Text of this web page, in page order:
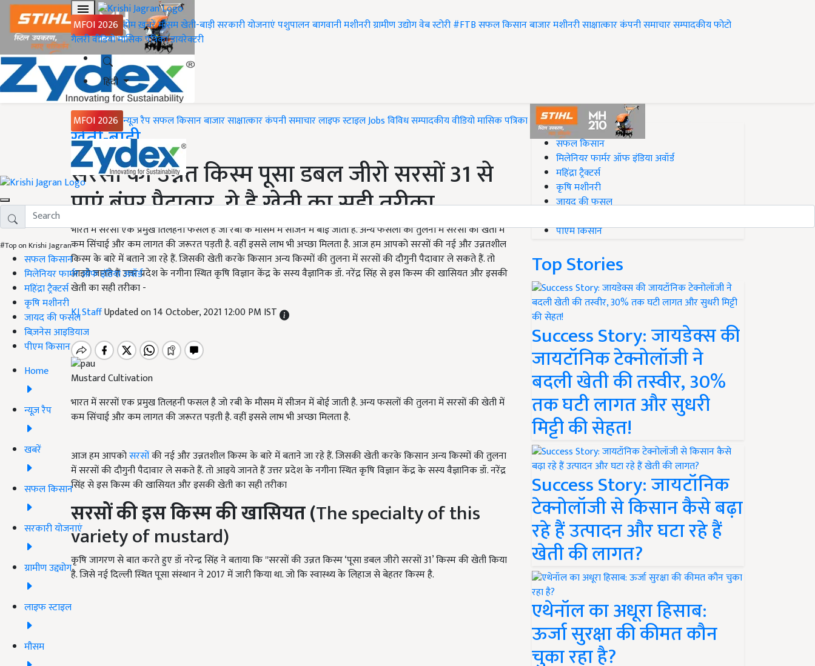
MFOI 2026 होमख़बरेंमौसमखेती-बाड़ीसरकारी योजनाएंपशुपालनबागवानीमशीनरीग्रामीण उद्योगवेब स्टोरी#FTBसफल किसानबाजारमशीनरीसाक्षात्कारकंपनी समाचारसम्पादकीयफोटो
गैलरीवीडियोमासिक पत्रिकाडायरेक्टरी
हिंदी
MFOI 2026 न्यूज़ रैपसफल किसानबाजारसाक्षात्कारकंपनी समाचारलाइफ स्टाइलJobsविविधसम्पादकीयवीडियोमासिक पत्रिका
#Top on Krishi Jagran
सफल किसान
मिलेनियर फार्मर ऑफ इंडिया अवॉर्ड
महिंद्रा ट्रैक्टर्स
कृषि मशीनरी
जायद की फसल
बिज़नेस आइडियाज
पीएम किसान
Home
न्यूज़ रैप
खबरें
सफल किसान
सरकारी योजनाएं
ग्रामीण उद्द्योग
लाइफ स्टाइल
मौसम
Home
खेती-बाड़ी
सरसों की उन्नत किस्म पूसा डबल जीरो सरसों 31 से
पाएं बंपर पैदावार, ये है खेती का सही तरीका
भारत में सरसों एक प्रमुख तिलहनी फसल है जो रबी के मौसम में सीजन में बोई जाती है. अन्य फसलों की तुलना में सरसों की खेती में
कम सिंचाई और कम लागत की जरूरत पड़ती है. वहीं इससे लाभ भी अच्छा मिलता है. आज हम आपको सरसों की नई और उन्नतशील
किस्म के बारे में बताने जा रहे हैं. जिसकी खेती करके किसान अन्य किस्मों की तुलना में सरसों की दौगुनी पैदावार ले सकते हैं. तो
आइये जानते हैं उत्तर प्रदेश के नगीना स्थित कृषि विज्ञान केंद्र के सस्य वैज्ञानिक डॉ. नरेंद्र सिंह से इस किस्म की खासियत और इसकी
खेती का सही तरीका -
KJ StaffUpdated on 14 October, 2021 12:00 PM IST
Mustard Cultivation
भारत में सरसों एक प्रमुख तिलहनी फसल है जो रबी के मौसम में सीजन में बोई जाती है. अन्य फसलों की तुलना में सरसों की खेती में
कम सिंचाई और कम लागत की जरूरत पड़ती है. वहीं इससे लाभ भी अच्छा मिलता है.
आज हम आपकोसरसोंकी नई और उन्नतशील किस्म के बारे में बताने जा रहे हैं. जिसकी खेती करके किसान अन्य किस्मों की तुलना
में सरसों की दौगुनी पैदावार ले सकते हैं. तो आइये जानते हैं उत्तर प्रदेश के नगीना स्थित कृषि विज्ञान केंद्र के सस्य वैज्ञानिक डॉ. नरेंद्र
सिंह से इस किस्म की खासियत और इसकी खेती का सही तरीका
सरसों की इसकिस्मकीखासियत (The specialty of this
variety of mustard)
कृषि जागरण से बात करते हुए डॉ नरेन्द्र सिंह ने बताया कि ''सरसों की उन्नत किस्म ‘पूसा डबल जीरो सरसों 31’ किस्म की खेती किया
है. जिसे नई दिल्ली स्थित पूसा संस्थान ने 2017 में जारी किया था. जो कि स्वास्थ्य के लिहाज से बेहतर किस्म है.
#Top on Krishi Jagran
सफल किसान
मिलेनियर फार्मर ऑफ इंडिया अवॉर्ड
महिंद्रा ट्रैक्टर्स
कृषि मशीनरी
जायद की फसल
पीएम किसान
Top Stories
Success Story: जायडेक्स की
जायटॉनिक टेक्नोलॉजी ने
बदली खेती की तस्वीर, 30%
तक घटी लागत और सुधरी
मिट्टी की सेहत!
Success Story: जायटॉनिक
टेक्नोलॉजी से किसान कैसे बढ़ा
रहे हैं उत्पादन और घटा रहे हैं
खेती की लागत?
एथेनॉल का अधूरा हिसाब:
ऊर्जा सुरक्षा की कीमत कौन
चुका रहा है?